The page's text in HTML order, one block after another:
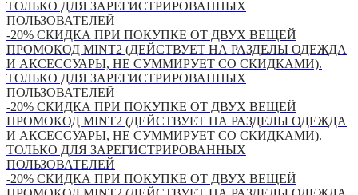
ТОЛЬКО ДЛЯ ЗАРЕГИСТРИРОВАННЫХ
ПОЛЬЗОВАТЕЛЕЙ
-20% СКИДКА ПРИ ПОКУПКЕ ОТ ДВУХ ВЕЩЕЙ
ПРОМОКОД MINT2 (ДЕЙСТВУЕТ НА РАЗДЕЛЫ ОДЕЖДА
И АКСЕССУАРЫ, НЕ СУММИРУЕТ СО СКИДКАМИ).
ТОЛЬКО ДЛЯ ЗАРЕГИСТРИРОВАННЫХ
ПОЛЬЗОВАТЕЛЕЙ
-20% СКИДКА ПРИ ПОКУПКЕ ОТ ДВУХ ВЕЩЕЙ
ПРОМОКОД MINT2 (ДЕЙСТВУЕТ НА РАЗДЕЛЫ ОДЕЖДА
И АКСЕССУАРЫ, НЕ СУММИРУЕТ СО СКИДКАМИ).
ТОЛЬКО ДЛЯ ЗАРЕГИСТРИРОВАННЫХ
ПОЛЬЗОВАТЕЛЕЙ
-20% СКИДКА ПРИ ПОКУПКЕ ОТ ДВУХ ВЕЩЕЙ